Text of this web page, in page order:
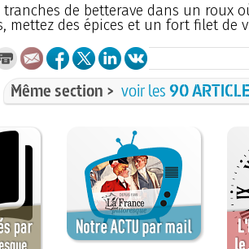
tranches de betterave dans un roux
mettez des épices et un fort filet de
Même section > voir les90